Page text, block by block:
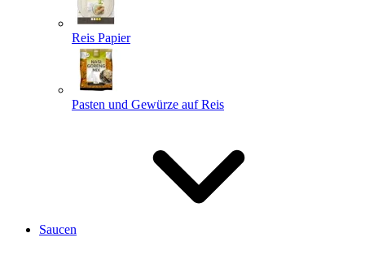
Reis Papier
Pasten und Gewürze auf Reis
Saucen